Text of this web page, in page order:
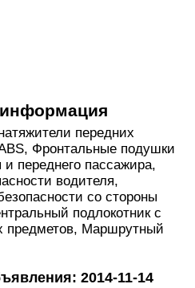
передних
Фронтальные подушки
и переднего пассажира,
водителя,
со стороны
подлокотник с
предметов, Маршрутный
2014-11-14